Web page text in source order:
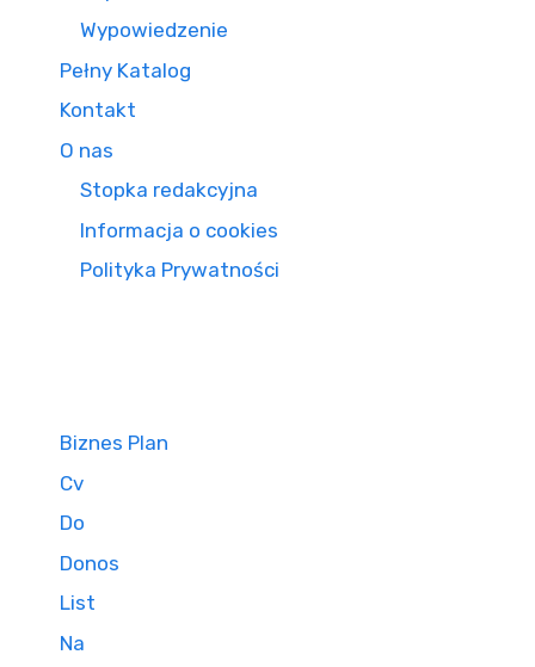
Wypowiedzenie
Pełny Katalog
Kontakt
O nas
Stopka redakcyjna
Informacja o cookies
Polityka Prywatności
Biznes Plan
Cv
Do
Donos
List
Na